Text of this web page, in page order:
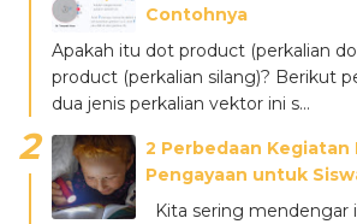
Contohnya
Apakah itu dot product (perkalian
product (perkalian silang)? Berikut
dua jenis perkalian vektor ini s...
2 Perbedaan Kegiatan
Pengayaan untuk
Kita sering mendengar